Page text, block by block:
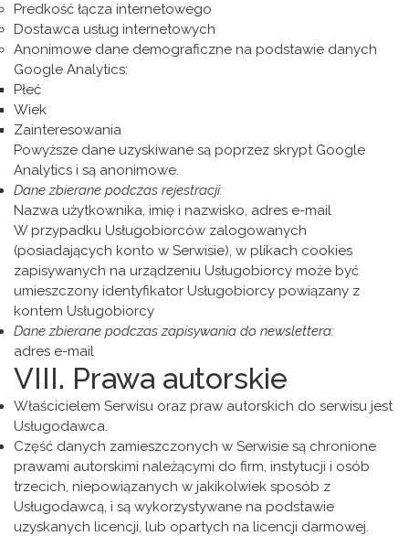
Predkość łącza internetowego
Dostawca usług internetowych
Anonimowe dane demograficzne na podstawie danych
Google Analytics:
Płeć
Wiek
Zainteresowania
Powyższe dane uzyskiwane są poprzez skrypt Google
Analytics i są anonimowe.
Dane zbierane podczas rejestracji:
Nazwa użytkownika, imię i nazwisko, adres e-mail
W przypadku Usługobiorców zalogowanych
(posiadających konto w Serwisie), w plikach cookies
zapisywanych na urządzeniu Usługobiorcy może być
umieszczony identyfikator Usługobiorcy powiązany z
kontem Usługobiorcy
Dane zbierane podczas zapisywania do newslettera:
adres e-mail
VIII. Prawa autorskie
Właścicielem Serwisu oraz praw autorskich do serwisu jest
Usługodawca.
Część danych zamieszczonych w Serwisie są chronione
prawami autorskimi należącymi do firm, instytucji i osób
trzecich, niepowiązanych w jakikolwiek sposób z
Usługodawcą, i są wykorzystywane na podstawie
uzyskanych licencji, lub opartych na licencji darmowej.